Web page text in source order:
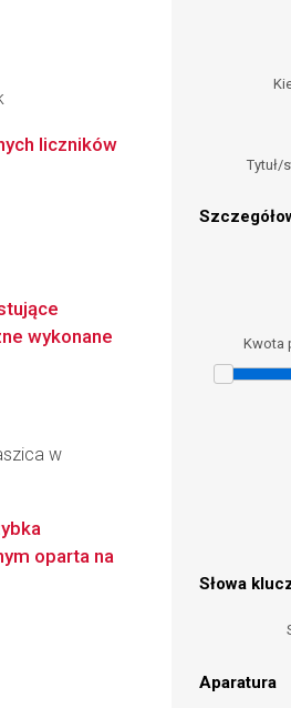
Tytuł/
Kwota
Słowa
Aparatura
liczników
wykonane
w
oparta na